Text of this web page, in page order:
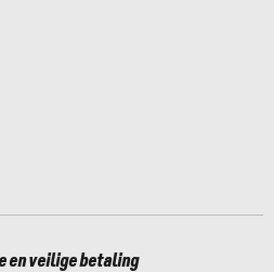
en veilige betaling